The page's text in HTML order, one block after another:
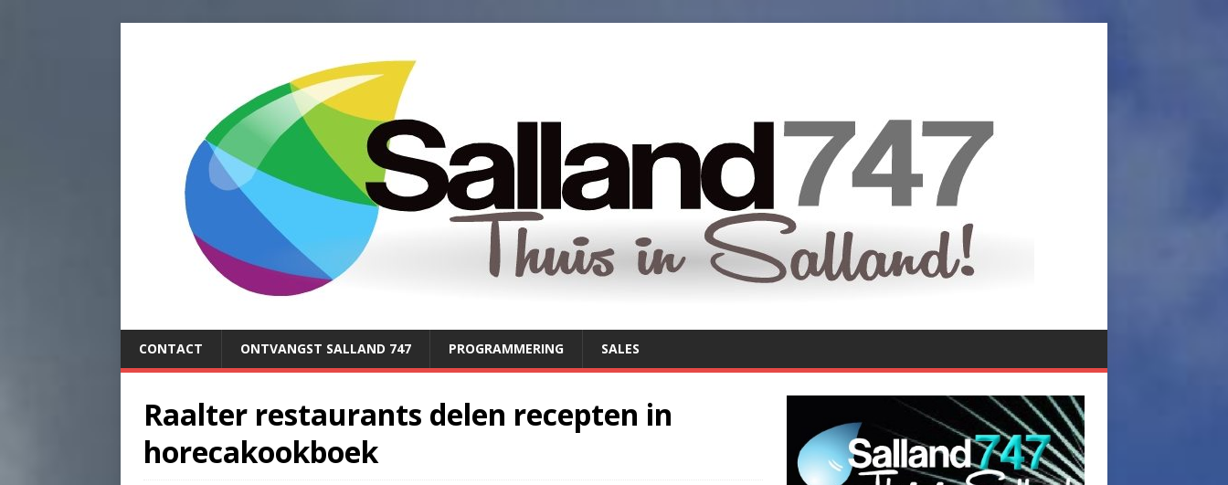
CONTACT ONTVANGST SALLAND 747 PROGRAMMERING SALES
Raalter restaurants delen recepten in
horecakookboek